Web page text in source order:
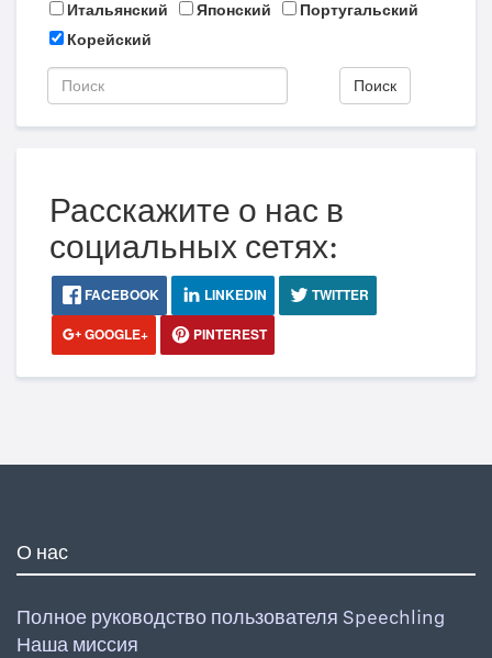
Итальянский
Японский
Португальский
Корейский
Поиск
Расскажите о нас в
социальных сетях:
FACEBOOK LINKEDIN
TWITTER
GOOGLE+
PINTEREST
О нас
Полное руководство пользователя Speechling
Наша миссия